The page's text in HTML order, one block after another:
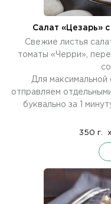
Салат «Цезарь»
Свежие листья
томаты «Черри»,
Для максимальной
отправляем
буквально за 1
350 г. x